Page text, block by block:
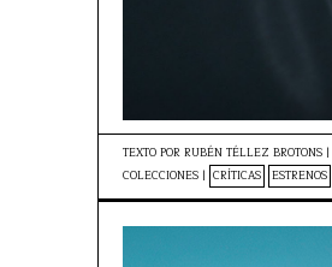
TEXTO POR RUBÉN TÉLLEZ BROTONS |
COLECCIONES | CRÍTICAS ESTRENOS